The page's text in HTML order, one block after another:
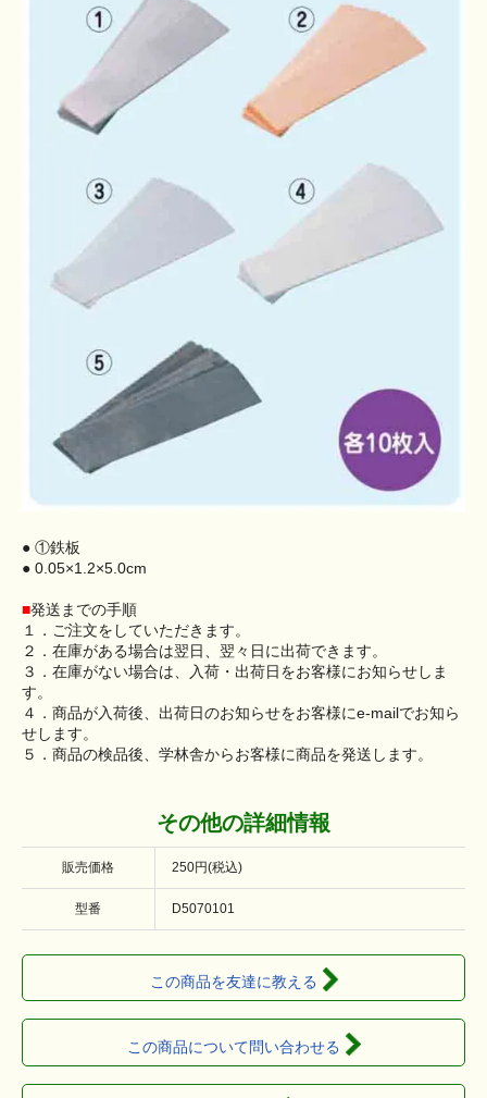
● ①鉄板
● 0.05×1.2×5.0cm
■発送までの手順
１．ご注文をしていただきます。
２．在庫がある場合は翌日、翌々日に出荷できます。
３．在庫がない場合は、入荷・出荷日をお客様にお知らせしま
す。
４．商品が入荷後、出荷日のお知らせをお客様にe-mailでお知ら
せします。
５．商品の検品後、学林舎からお客様に商品を発送します。
その他の詳細情報
販売価格 250円(税込)
型番 D5070101
この商品を友達に教える
この商品について問い合わせる